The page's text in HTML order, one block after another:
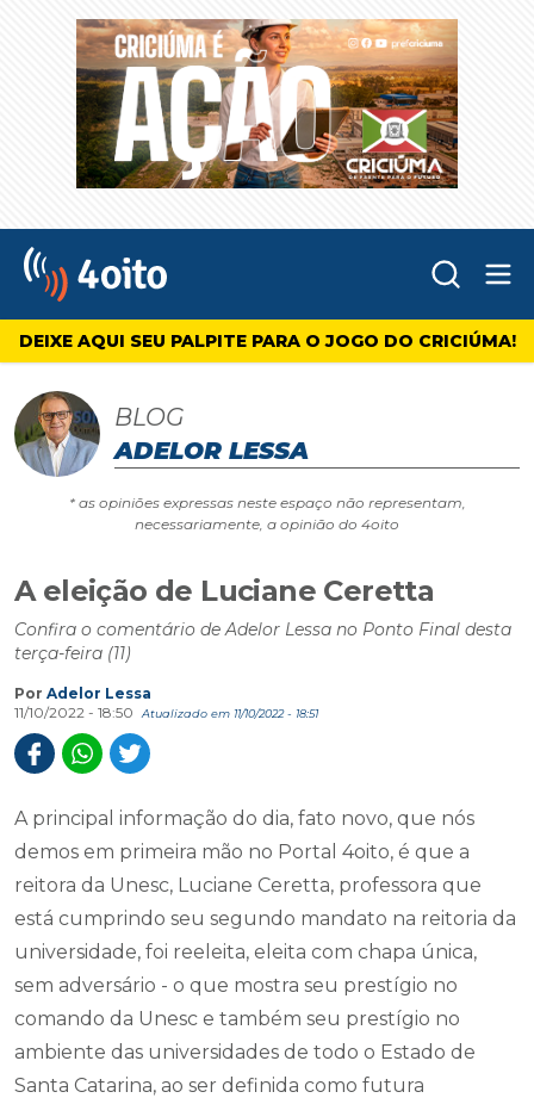
4oito
DEIXE AQUI SEU PALPITE PARA O JOGO DO CRICIÚMA!
BLOG
ADELOR LESSA
* as opiniões expressas neste espaço não representam,
necessariamente, a opinião do 4oito
A eleição de Luciane Ceretta
Confira o comentário de Adelor Lessa no Ponto Final desta
terça-feira (11)
Por Adelor Lessa
11/10/2022 - 18:50
Atualizado em 11/10/2022 - 18:51
A principal informação do dia, fato novo, que nós
demos em primeira mão no Portal 4oito, é que a
reitora da Unesc, Luciane Ceretta, professora que
está cumprindo seu segundo mandato na reitoria da
universidade, foi reeleita, eleita com chapa única,
sem adversário - o que mostra seu prestígio no
comando da Unesc e também seu prestígio no
ambiente das universidades de todo o Estado de
Santa Catarina, ao ser definida como futura